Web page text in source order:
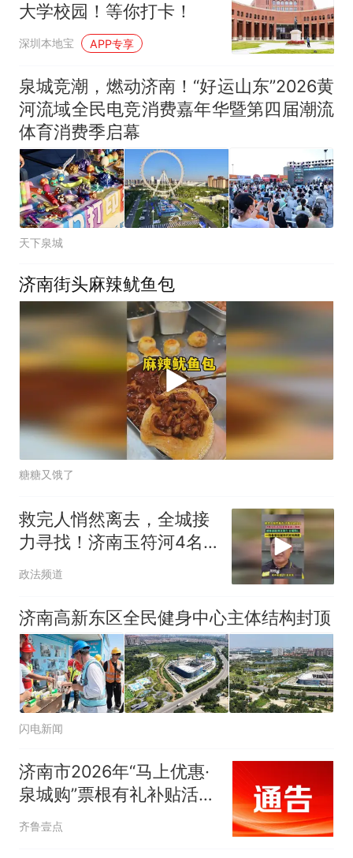
大学校园！等你打卡！
深圳本地宝 APP专享
泉城竞潮，燃动济南！“好运山东”2026黄
河流域全民电竞消费嘉年华暨第四届潮流
体育消费季启幕
天下泉城
济南街头麻辣鱿鱼包
糖糖又饿了
救完人悄然离去，全城接
力寻找！济南玉符河4名
施救者逐一亮相
政法频道
济南高新东区全民健身中心主体结构封顶
闪电新闻
济南市2026年“马上优惠·
泉城购”票根有礼补贴活动
即将启动
齐鲁壹点